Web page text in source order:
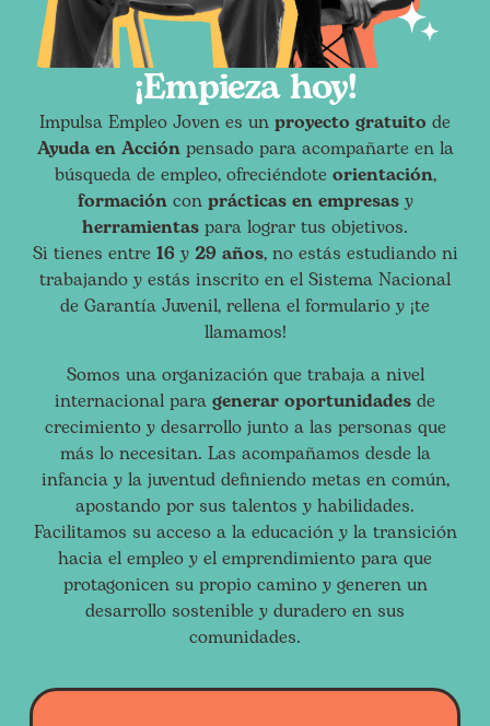
¡Empieza hoy!
Impulsa Empleo Joven es un proyecto gratuito de
Ayuda en Acciónpensado para acompañarte en la
búsqueda de empleo, ofreciéndote orientación,
formacióncon prácticas en empresasy
herramientas para lograr tus objetivos.
Si tienes entre 16 y 29 años, no estás estudiando ni
trabajando y estás inscrito en el Sistema Nacional
de Garantía Juvenil, rellena el formulario y ¡te
llamamos!
Somos una organización que trabaja a nivel
internacional para generar oportunidades de
crecimiento y desarrollo junto a las personas que
más lo necesitan. Las acompañamos desde la
infancia y la juventud definiendo metas en común,
apostando por sus talentos y habilidades.
Facilitamos su acceso a la educación y la transición
hacia el empleo y el emprendimiento para que
protagonicen su propio camino y generen un
desarrollo sostenible y duradero en sus
comunidades.